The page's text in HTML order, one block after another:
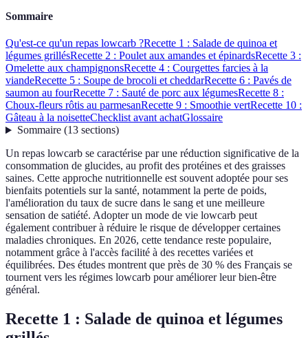
Sommaire
Qu'est-ce qu'un repas lowcarb ?Recette 1 : Salade de quinoa et
légumes grillésRecette 2 : Poulet aux amandes et épinardsRecette 3 :
Omelette aux champignonsRecette 4 : Courgettes farcies à la
viandeRecette 5 : Soupe de brocoli et cheddarRecette 6 : Pavés de
saumon au fourRecette 7 : Sauté de porc aux légumesRecette 8 :
Choux-fleurs rôtis au parmesanRecette 9 : Smoothie vertRecette 10 :
Gâteau à la noisetteChecklist avant achatGlossaire
Sommaire(13 sections)
Un repas lowcarb se caractérise par une réduction significative de la
consommation de glucides, au profit des protéines et des graisses
saines. Cette approche nutritionnelle est souvent adoptée pour ses
bienfaits potentiels sur la santé, notamment la perte de poids,
l'amélioration du taux de sucre dans le sang et une meilleure
sensation de satiété. Adopter un mode de vie lowcarb peut
également contribuer à réduire le risque de développer certaines
maladies chroniques. En 2026, cette tendance reste populaire,
notamment grâce à l'accès facilité à des recettes variées et
équilibrées. Des études montrent que près de 30 % des Français se
tournent vers les régimes lowcarb pour améliorer leur bien-être
général.
Recette 1 : Salade de quinoa et légumes